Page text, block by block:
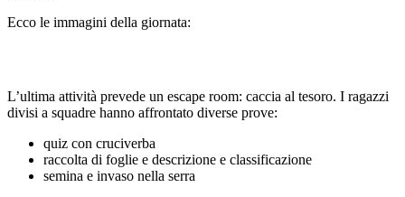
Ecco le immagini della giornata:
L’ultima attività prevede un escape room: caccia al tesoro. I ragazzi
divisi a squadre hanno affrontato diverse prove:
quiz con cruciverba
raccolta di foglie e descrizione e classificazione
semina e invaso nella serra